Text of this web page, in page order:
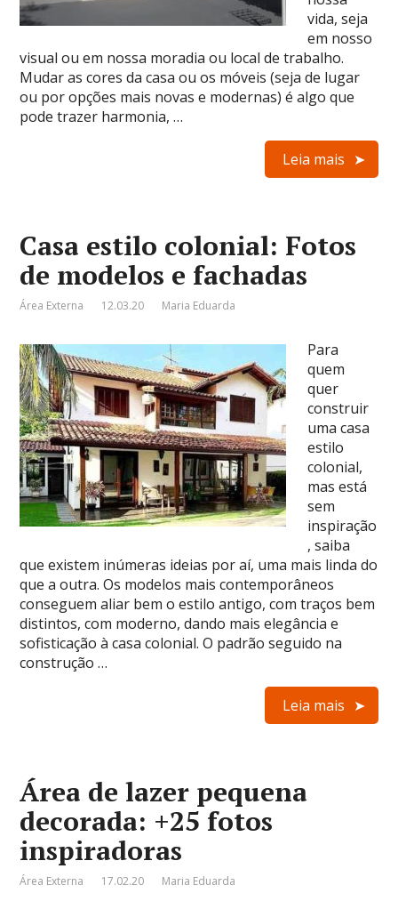
vida, seja
em nosso
visual ou em nossa moradia ou local de trabalho.
Mudar as cores da casa ou os móveis (seja de lugar
ou por opções mais novas e modernas) é algo que
pode trazer harmonia, …
Leia mais
Casa estilo colonial: Fotos
de modelos e fachadas
Área Externa 12.03.20 Maria Eduarda
Para
quem
quer
construir
uma casa
estilo
colonial,
mas está
sem
inspiração
, saiba
que existem inúmeras ideias por aí, uma mais linda do
que a outra. Os modelos mais contemporâneos
conseguem aliar bem o estilo antigo, com traços bem
distintos, com moderno, dando mais elegância e
sofisticação à casa colonial. O padrão seguido na
construção …
Leia mais
Área de lazer pequena
decorada: +25 fotos
inspiradoras
Área Externa 17.02.20 Maria Eduarda